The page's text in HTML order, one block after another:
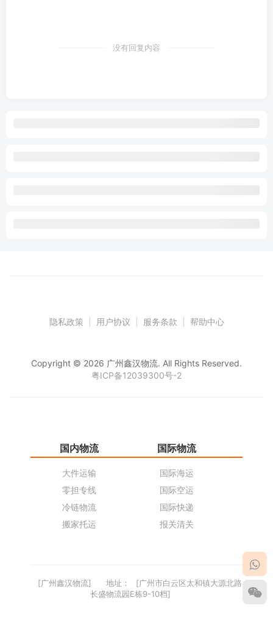
没有回复内容
隐私政策 用户协议 服务条款 帮助中心
Copyright © 2026 广州鑫汉物流. All Rights Reserved.
粤ICP备12039300号-2
国内物流
大件运输
零担专线
冷链物流
搬家托运
国际物流
国际海运
国际空运
国际快递
报关清关
[广州鑫汉物流] 地址：
[广州市白云区太和镇大源北路
长盛物流园E栋9-10档]